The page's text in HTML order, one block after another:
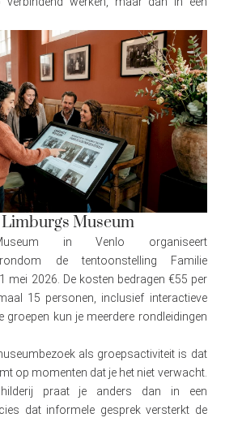
Museum
in Venlo organiseert
de tentoonstelling Familie
mei 2026. De kosten bedragen €55 per
15 personen, inclusief interactieve
groepen kun je meerdere rondleidingen
als groepsactiviteit is dat
op momenten dat je het niet verwacht.
praat je anders dan in een
dat informele gesprek versterkt de